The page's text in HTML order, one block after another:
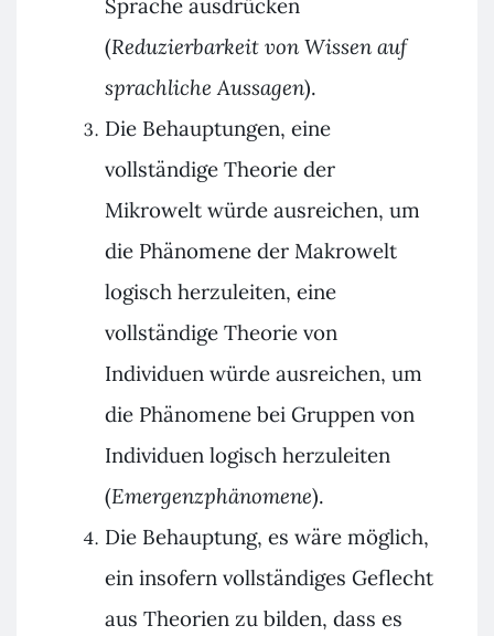
Sprache ausdrücken
(Reduzierbarkeit von Wissen auf
sprachliche Aussagen).
Die Behauptungen, eine
vollständige Theorie der
Mikrowelt würde ausreichen, um
die Phänomene der Makrowelt
logisch herzuleiten, eine
vollständige Theorie von
Individuen würde ausreichen, um
die Phänomene bei Gruppen von
Individuen logisch herzuleiten
(Emergenzphänomene).
Die Behauptung, es wäre möglich,
ein insofern vollständiges Geflecht
aus Theorien zu bilden, dass es